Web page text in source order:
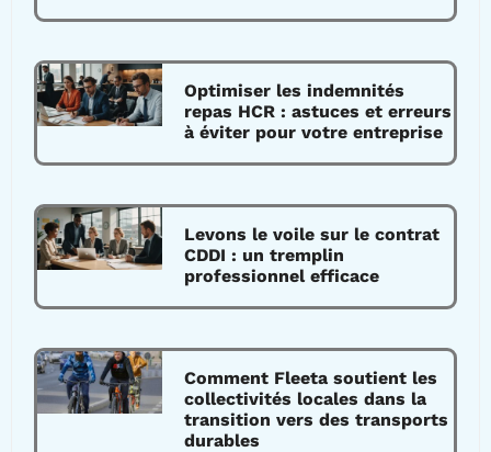
Optimiser les indemnités
repas HCR : astuces et erreurs
à éviter pour votre entreprise
Levons le voile sur le contrat
CDDI : un tremplin
professionnel efficace
Comment Fleeta soutient les
collectivités locales dans la
transition vers des transports
durables